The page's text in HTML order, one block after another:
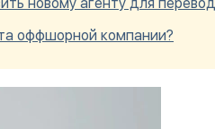
оффшорной компании?